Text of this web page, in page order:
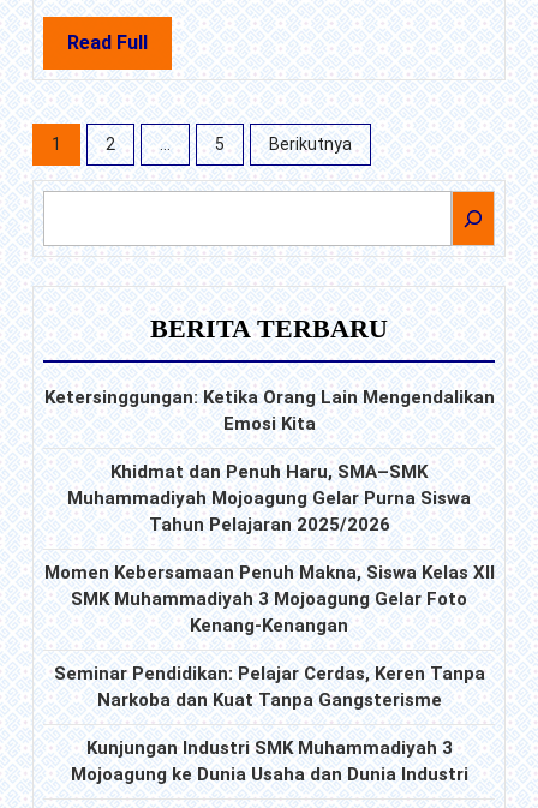
3
Mojoagung
2023
:
Pesan
Kepada
Seluruh
untuk
Sholat
dan
Read FullRead
Full
Paginasi
pos
1 2 … 5 Berikutnya
BERITA TERBARU
Ketersinggungan: Ketika Orang Lain Mengendalikan
Emosi Kita
Khidmat dan Penuh Haru, SMA–SMK
Muhammadiyah Mojoagung Gelar Purna Siswa
Tahun Pelajaran 2025/2026
Momen Kebersamaan Penuh Makna, Siswa Kelas XII
SMK Muhammadiyah 3 Mojoagung Gelar Foto
Kenang-Kenangan
Seminar Pendidikan: Pelajar Cerdas, Keren Tanpa
Narkoba dan Kuat Tanpa Gangsterisme
Kunjungan Industri SMK Muhammadiyah 3
Mojoagung ke Dunia Usaha dan Dunia Industri